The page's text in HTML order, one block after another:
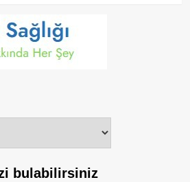
bulabilirsiniz